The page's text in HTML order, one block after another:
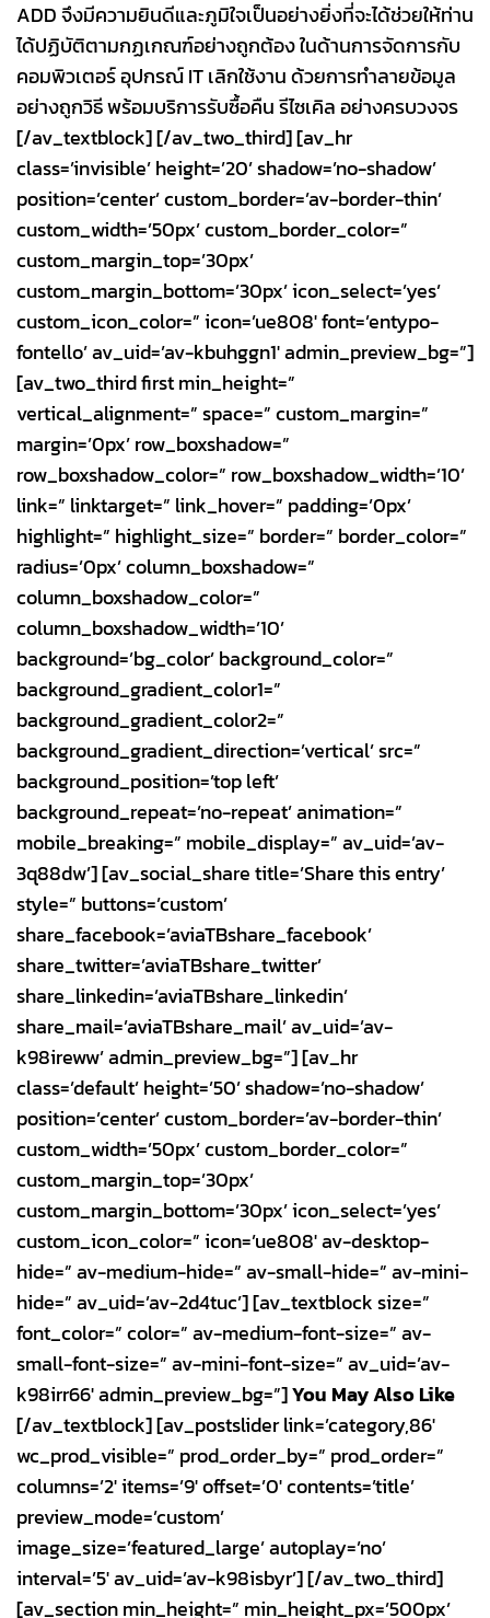
ADD จึงมีความยินดีและภูมิใจเป็นอย่างยิ่งที่จะได้ช่วยให้ท่าน
ได้ปฏิบัติตามกฏเกณฑ์อย่างถูกต้อง ในด้านการจัดการกับ
คอมพิวเตอร์ อุปกรณ์ IT เลิกใช้งาน ด้วยการทำลายข้อมูล
อย่างถูกวิธี พร้อมบริการรับซื้อคืน รีไซเคิล อย่างครบวงจร
[/av_textblock] [/av_two_third] [av_hr
class=’invisible’ height=’20’ shadow=’no-shadow’
position=’center’ custom_border=’av-border-thin’
custom_width=’50px’ custom_border_color=”
custom_margin_top=’30px’
custom_margin_bottom=’30px’ icon_select=’yes’
custom_icon_color=” icon=’ue808′ font=’entypo-
fontello’ av_uid=’av-kbuhggn1′ admin_preview_bg=”]
[av_two_third first min_height=”
vertical_alignment=” space=” custom_margin=”
margin=’0px’ row_boxshadow=”
row_boxshadow_color=” row_boxshadow_width=’10’
link=” linktarget=” link_hover=” padding=’0px’
highlight=” highlight_size=” border=” border_color=”
radius=’0px’ column_boxshadow=”
column_boxshadow_color=”
column_boxshadow_width=’10’
background=’bg_color’ background_color=”
background_gradient_color1=”
background_gradient_color2=”
background_gradient_direction=’vertical’ src=”
background_position=’top left’
background_repeat=’no-repeat’ animation=”
mobile_breaking=” mobile_display=” av_uid=’av-
3q88dw’] [av_social_share title=’Share this entry’
style=” buttons=’custom’
share_facebook=’aviaTBshare_facebook’
share_twitter=’aviaTBshare_twitter’
share_linkedin=’aviaTBshare_linkedin’
share_mail=’aviaTBshare_mail’ av_uid=’av-
k98ireww’ admin_preview_bg=”] [av_hr
class=’default’ height=’50’ shadow=’no-shadow’
position=’center’ custom_border=’av-border-thin’
custom_width=’50px’ custom_border_color=”
custom_margin_top=’30px’
custom_margin_bottom=’30px’ icon_select=’yes’
custom_icon_color=” icon=’ue808′ av-desktop-
hide=” av-medium-hide=” av-small-hide=” av-mini-
hide=” av_uid=’av-2d4tuc’] [av_textblock size=”
font_color=” color=” av-medium-font-size=” av-
small-font-size=” av-mini-font-size=” av_uid=’av-
k98irr66′ admin_preview_bg=”]You May Also Like
[/av_textblock] [av_postslider link=’category,86′
wc_prod_visible=” prod_order_by=” prod_order=”
columns=’2′ items=’9′ offset=’0′ contents=’title’
preview_mode=’custom’
image_size=’featured_large’ autoplay=’no’
interval=’5′ av_uid=’av-k98isbyr’] [/av_two_third]
[av_section min_height=” min_height_px=’500px’